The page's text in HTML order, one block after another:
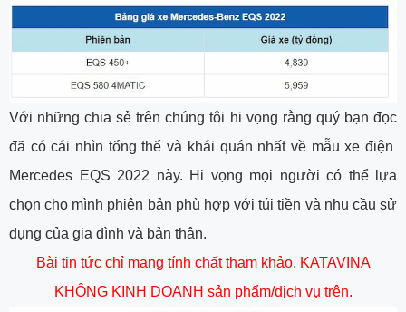
Với những chia sẻ trên chúng tôi hi vọng rằng quý bạn đọc
đã có cái nhìn tổng thể và khái quán nhất về mẫu xe điện
Mercedes EQS 2022 này. Hi vọng mọi người có thể lựa
chọn cho mình phiên bản phù hợp với túi tiền và nhu cầu sử
dụng của gia đình và bản thân.
Bài tin tức chỉ mang tính chất tham khảo. KATAVINA
KHÔNG KINH DOANH sản phẩm/dịch vụ trên.